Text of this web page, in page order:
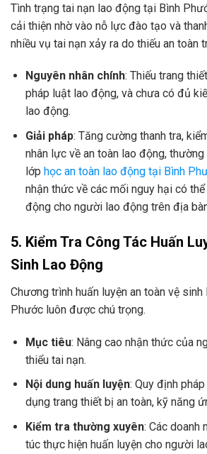
Tình trạng tai nạn lao động tại Bình
cải thiện nhờ vào nỗ lực đào tạo và
nhiều vụ tai nạn xảy ra do thiếu an toàn
Nguyên nhân chính: Thiếu trang
pháp luật lao động, và chưa có đủ
lao động.
Giải pháp: Tăng cường thanh tra,
nhân lực về an toàn lao động,
lớp học an toàn lao động tại Bình
nhận thức về các mối nguy hại có
động cho người lao động trên địa
5. Kiểm Tra Công Tác Huấn
Sinh Lao Động
Chương trình huấn luyện an toàn vệ
Phước luôn được chú trọng.
Mục tiêu: Nâng cao nhận thức của
thiểu tai nạn.
Nội dung huấn luyện: Quy định
dụng trang thiết bị an toàn, kỹ năng
Kiểm tra thường xuyên: Các doanh
túc thực hiện huấn luyện cho người